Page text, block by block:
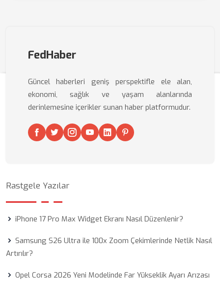
FedHaber
Güncel haberleri geniş perspektifle ele alan,
ekonomi, sağlık ve yaşam alanlarında
derinlemesine içerikler sunan haber platformudur.
Rastgele Yazılar
iPhone 17 Pro Max Widget Ekranı Nasıl Düzenlenir?
Samsung S26 Ultra ile 100x Zoom Çekimlerinde Netlik Nasıl
Artırılır?
Opel Corsa 2026 Yeni Modelinde Far Yükseklik Ayarı Arızası